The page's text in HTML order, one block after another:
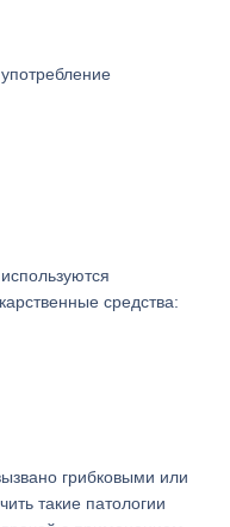
средства:
грибковыми или
такие патологии